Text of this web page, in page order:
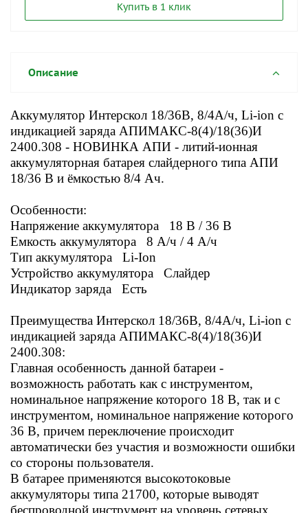
Купить в 1 клик
Описание
Аккумулятор Интерскол 18/36В, 8/4А/ч, Li-ion с
индикацией заряда АПИМАКС-8(4)/18(36)И
2400.308 - НОВИНКА АПИ - литий-ионная
аккумуляторная батарея слайдерного типа АПИ
18/36 В и ёмкостью 8/4 Ач.
Особенности:
Напряжение аккумулятора 18 В / 36 В
Емкость аккумулятора 8 А/ч / 4 А/ч
Тип аккумулятора Li-Ion
Устройство аккумулятора Слайдер
Индикатор заряда Есть
Преимущества Интерскол 18/36В, 8/4А/ч, Li-ion с
индикацией заряда АПИМАКС-8(4)/18(36)И
2400.308:
Главная особенность данной батареи -
возможность работать как с инструментом,
номинальное напряжение которого 18 В, так и с
инструментом, номинальное напряжение которого
36 В, причем переключение происходит
автоматически без участия и возможности ошибки
со стороны пользователя.
В батарее применяются высокотоковые
аккумуляторы типа 21700, которые выводят
беспроводной инструмент на уровень сетевых